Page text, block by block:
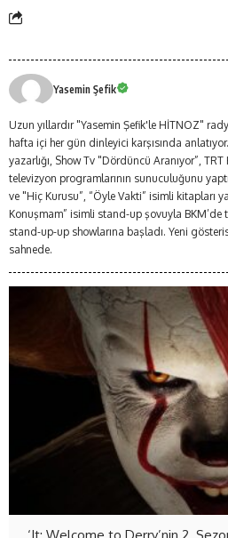
Yasemin Şefik
Uzun yıllardır "Yasemin Şefik'le HİTNOZ"
hafta içi her gün dinleyici karşısında
yazarlığı, Show Tv "Dördüncü Aranıyor”,
televizyon programlarının sunuculuğunu
ve "Hiç Kurusu”, “Öyle Vakti” isimli kitapları
Konuşmam” isimli stand-up şovuyla BKM’de
stand-up-up showlarına başladı. Yeni
sahnede.